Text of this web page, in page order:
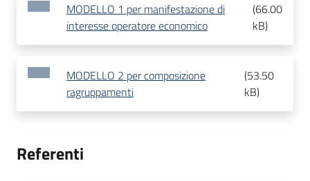
MODELLO 1 per manifestazione di
interesse operatore economico
(66.00
kB)
MODELLO 2 per composizione
ragruppamenti
(53.50
kB)
Referenti